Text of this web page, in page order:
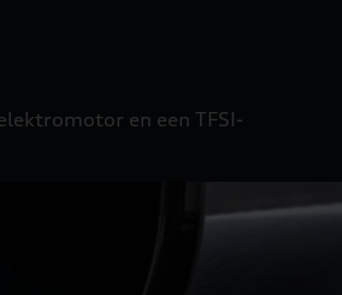
en een TFSI-